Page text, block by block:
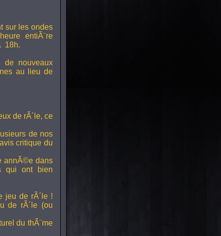
sur les ondes
entiÃ¨re
18h.
de nouveaux
au lieu de
de rÃ´le, ce
de nos
critique du
annÃ©e dans
qui ont bien
jeu de rÃ´le !
de rÃ´le (ou
du thÃ¨me